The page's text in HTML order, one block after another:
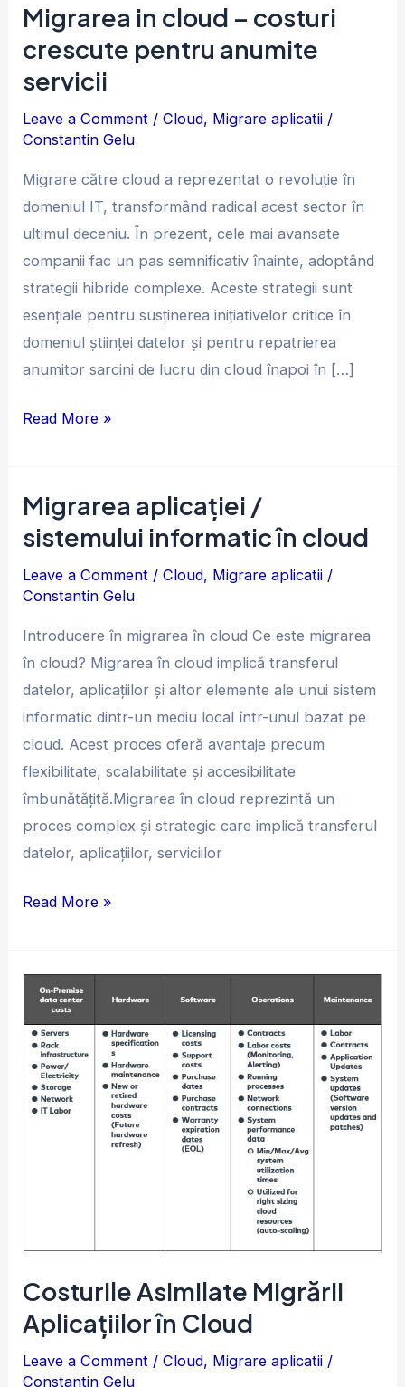
Migrarea in cloud – costuri
crescute pentru anumite
servicii
Leave a Comment /Cloud, Migrare aplicatii /
Constantin Gelu
Migrare către cloud a reprezentat o revoluție în
domeniul IT, transformând radical acest sector în
ultimul deceniu. În prezent, cele mai avansate
companii fac un pas semnificativ înainte, adoptând
strategii hibride complexe. Aceste strategii sunt
esențiale pentru susținerea inițiativelor critice în
domeniul științei datelor și pentru repatrierea
anumitor sarcini de lucru din cloud înapoi în […]
Read More »
Migrarea aplicației /
sistemului informatic în cloud
Leave a Comment /Cloud, Migrare aplicatii /
Constantin Gelu
Introducere în migrarea în cloud Ce este migrarea
în cloud? Migrarea în cloud implică transferul
datelor, aplicațiilor și altor elemente ale unui sistem
informatic dintr-un mediu local într-unul bazat pe
cloud. Acest proces oferă avantaje precum
flexibilitate, scalabilitate și accesibilitate
îmbunătățită.Migrarea în cloud reprezintă un
proces complex și strategic care implică transferul
datelor, aplicațiilor, serviciilor
Migrarea
aplicației
sistemului
în
cloud
Read More »
Costurile Asimilate Migrării
Aplicațiilor în Cloud
Leave a Comment /Cloud, Migrare aplicatii /
Constantin Gelu
Costurile
Asimilate
Migrării
Aplicațiilor
în